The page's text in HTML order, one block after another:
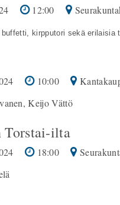
12:00
kirpputori sekä erilaisia
10:00
Keijo Vättö
Torstai-ilta
18:00